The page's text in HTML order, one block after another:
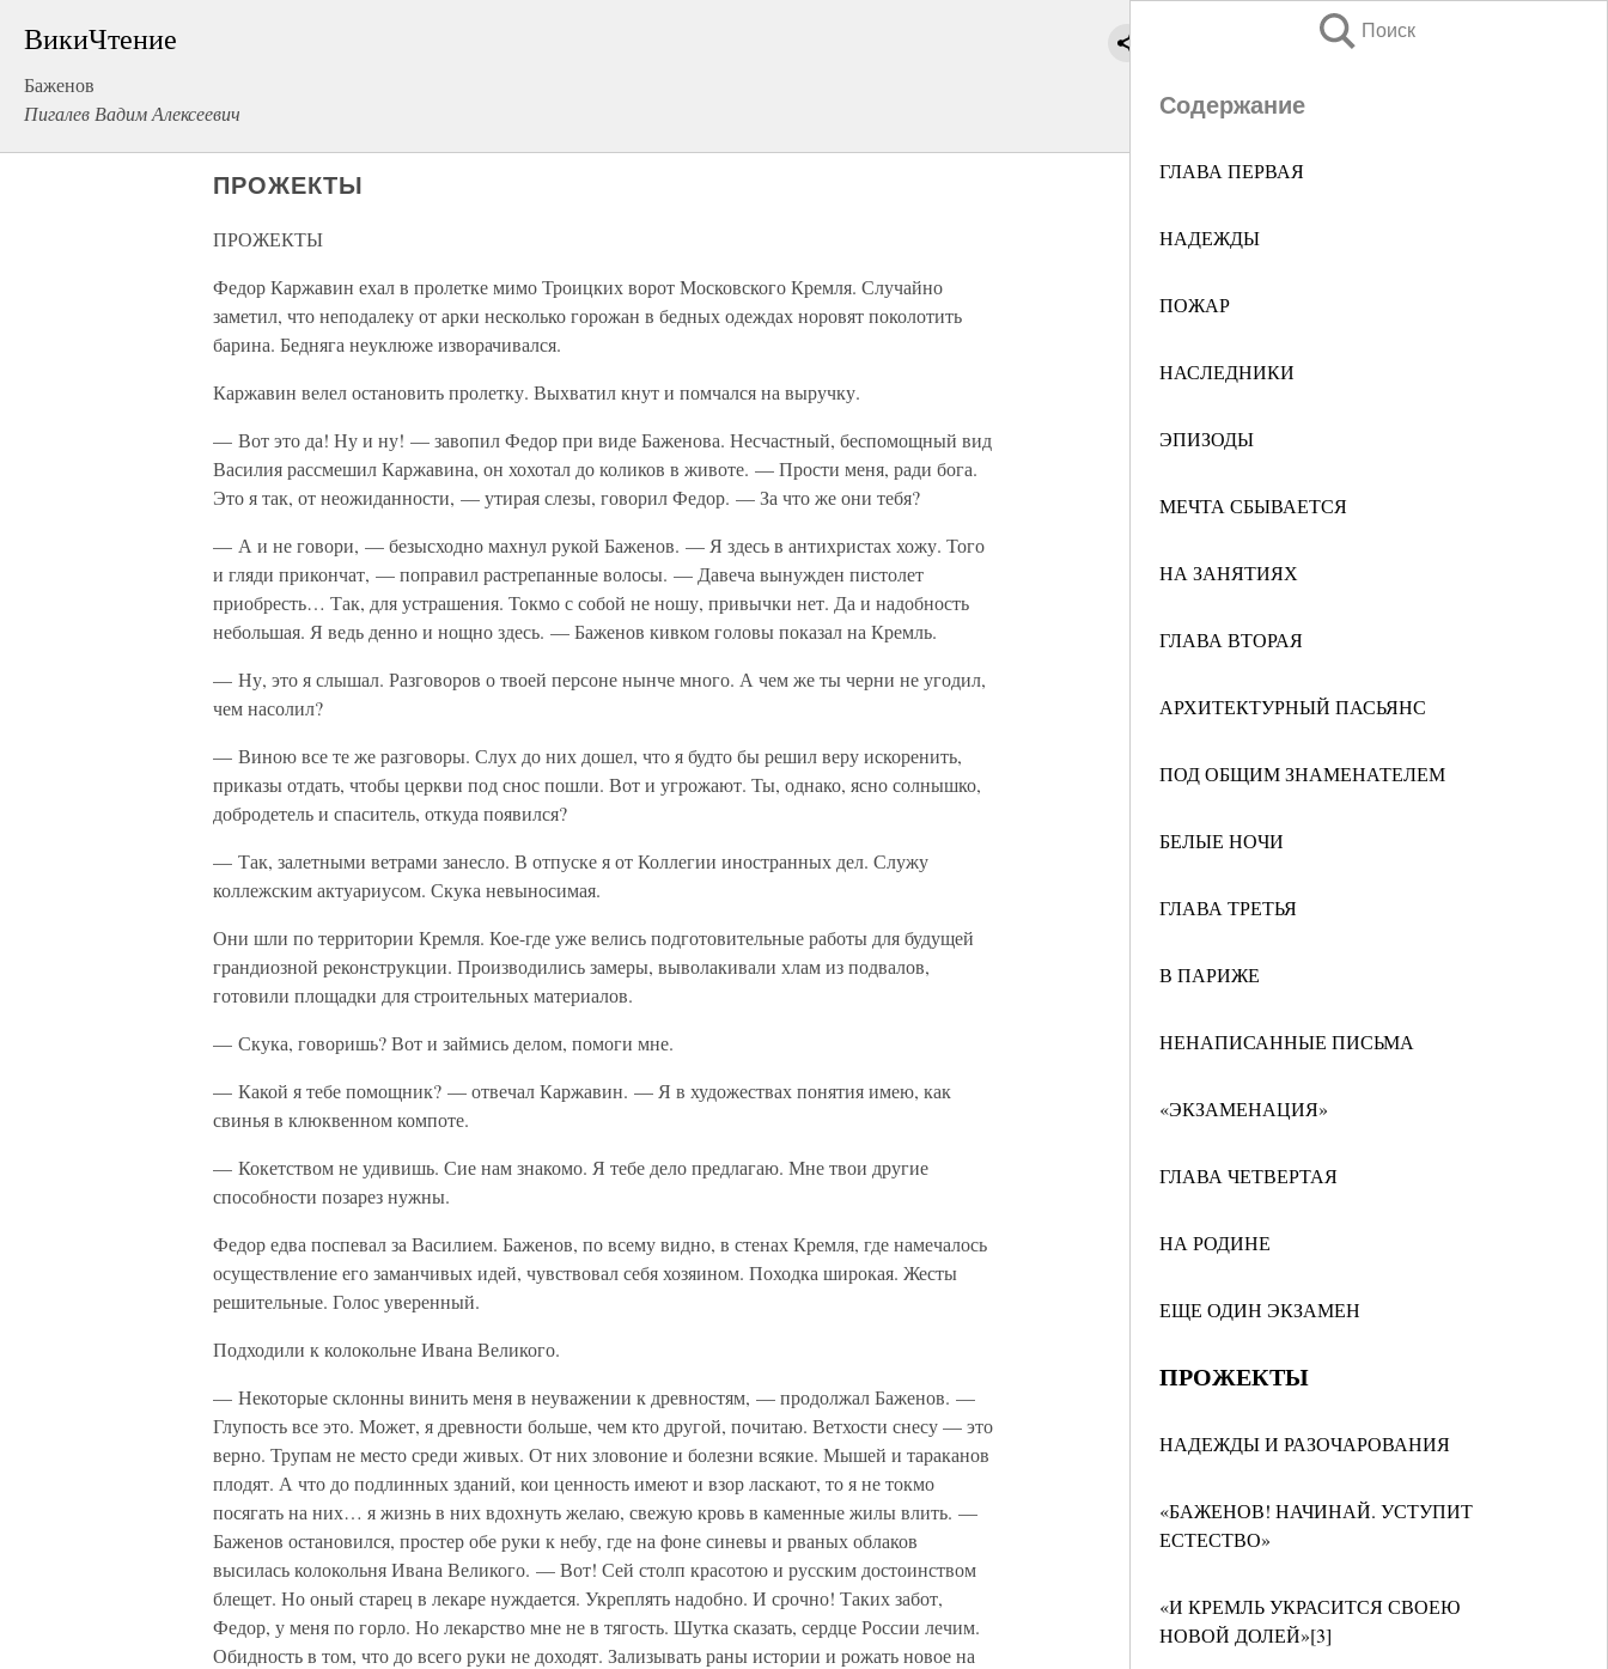
ВикиЧтение
Баженов
Пигалев Вадим Алексеевич
Поиск
Содержание
ГЛАВА ПЕРВАЯ
НАДЕЖДЫ
ПОЖАР
НАСЛЕДНИКИ
ЭПИЗОДЫ
МЕЧТА СБЫВАЕТСЯ
НА ЗАНЯТИЯХ
ГЛАВА ВТОРАЯ
АРХИТЕКТУРНЫЙ ПАСЬЯНС
ПОД ОБЩИМ ЗНАМЕНАТЕЛЕМ
БЕЛЫЕ НОЧИ
ГЛАВА ТРЕТЬЯ
В ПАРИЖЕ
НЕНАПИСАННЫЕ ПИСЬМА
«ЭКЗАМЕНАЦИЯ»
ГЛАВА ЧЕТВЕРТАЯ
НА РОДИНЕ
ЕЩЕ ОДИН ЭКЗАМЕН
ПРОЖЕКТЫ
НАДЕЖДЫ И РАЗОЧАРОВАНИЯ
«БАЖЕНОВ! НАЧИНАЙ. УСТУПИТ
ЕСТЕСТВО»
«И КРЕМЛЬ УКРАСИТСЯ СВОЕЮ
НОВОЙ ДОЛЕЙ»[3]
ПРОЖЕКТЫ
ПРОЖЕКТЫ
Федор Каржавин ехал в пролетке мимо Троицких ворот Московского Кремля. Случайно
заметил, что неподалеку от арки несколько горожан в бедных одеждах норовят поколотить
барина. Бедняга неуклюже изворачивался.
Каржавин велел остановить пролетку. Выхватил кнут и помчался на выручку.
— Вот это да! Ну и ну! — завопил Федор при виде Баженова. Несчастный, беспомощный вид
Василия рассмешил Каржавина, он хохотал до коликов в животе. — Прости меня, ради бога.
Это я так, от неожиданности, — утирая слезы, говорил Федор. — За что же они тебя?
— А и не говори, — безысходно махнул рукой Баженов. — Я здесь в антихристах хожу. Того
и гляди прикончат, — поправил растрепанные волосы. — Давеча вынужден пистолет
приобресть… Так, для устрашения. Токмо с собой не ношу, привычки нет. Да и надобность
небольшая. Я ведь денно и нощно здесь. — Баженов кивком головы показал на Кремль.
— Ну, это я слышал. Разговоров о твоей персоне нынче много. А чем же ты черни не угодил,
чем насолил?
— Виною все те же разговоры. Слух до них дошел, что я будто бы решил веру искоренить,
приказы отдать, чтобы церкви под снос пошли. Вот и угрожают. Ты, однако, ясно солнышко,
добродетель и спаситель, откуда появился?
— Так, залетными ветрами занесло. В отпуске я от Коллегии иностранных дел. Служу
коллежским актуариусом. Скука невыносимая.
Они шли по территории Кремля. Кое-где уже велись подготовительные работы для будущей
грандиозной реконструкции. Производились замеры, выволакивали хлам из подвалов,
готовили площадки для строительных материалов.
— Скука, говоришь? Вот и займись делом, помоги мне.
— Какой я тебе помощник? — отвечал Каржавин. — Я в художествах понятия имею, как
свинья в клюквенном компоте.
— Кокетством не удивишь. Сие нам знакомо. Я тебе дело предлагаю. Мне твои другие
способности позарез нужны.
Федор едва поспевал за Василием. Баженов, по всему видно, в стенах Кремля, где намечалось
осуществление его заманчивых идей, чувствовал себя хозяином. Походка широкая. Жесты
решительные. Голос уверенный.
Подходили к колокольне Ивана Великого.
— Некоторые склонны винить меня в неуважении к древностям, — продолжал Баженов. —
Глупость все это. Может, я древности больше, чем кто другой, почитаю. Ветхости снесу — это
верно. Трупам не место среди живых. От них зловоние и болезни всякие. Мышей и тараканов
плодят. А что до подлинных зданий, кои ценность имеют и взор ласкают, то я не токмо
посягать на них… я жизнь в них вдохнуть желаю, свежую кровь в каменные жилы влить. —
Баженов остановился, простер обе руки к небу, где на фоне синевы и рваных облаков
высилась колокольня Ивана Великого. — Вот! Сей столп красотою и русским достоинством
блещет. Но оный старец в лекаре нуждается. Укреплять надобно. И срочно! Таких забот,
Федор, у меня по горло. Но лекарство мне не в тягость. Шутка сказать, сердце России лечим.
Обидность в том, что до всего руки не доходят. Зализывать раны истории и рожать новое на